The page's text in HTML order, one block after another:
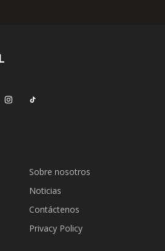
Sobre nosotros
Noticias
Contáctenos
Privacy Policy